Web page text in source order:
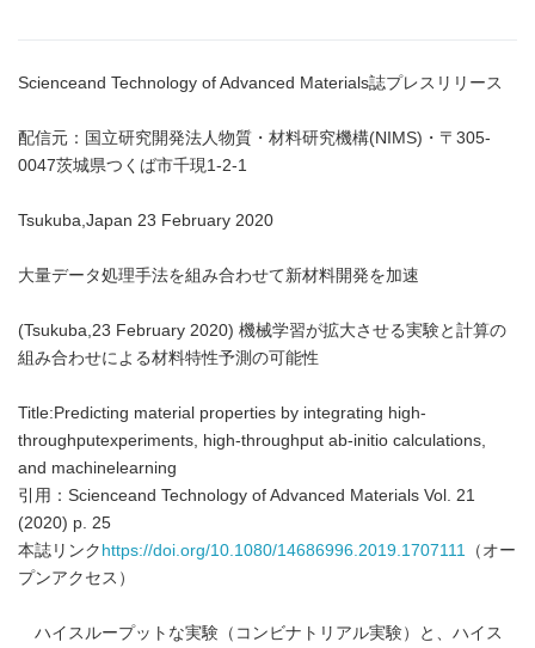
Scienceand Technology of Advanced Materials誌プレスリリース
配信元：国立研究開発法人物質・材料研究機構(NIMS)・〒305-
0047茨城県つくば市千現1-2-1
Tsukuba,Japan 23 February 2020
大量データ処理手法を組み合わせて新材料開発を加速
(Tsukuba,23 February 2020) 機械学習が拡大させる実験と計算の
組み合わせによる材料特性予測の可能性
Title:Predicting material properties by integrating high-
throughputexperiments, high-throughput ab-initio calculations,
and machinelearning
引用：Scienceand Technology of Advanced Materials Vol. 21
(2020) p. 25
本誌リンク https://doi.org/10.1080/14686996.2019.1707111 （オー
プンアクセス）
ハイスループットな実験（コンビナトリアル実験）と、ハイス